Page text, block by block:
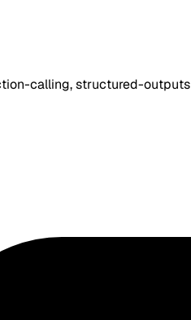
calling, structured-outputs